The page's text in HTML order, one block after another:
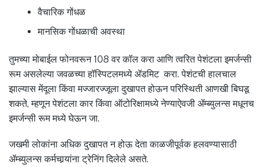
वैचारिक गोंधळ
मानसिक गोंधळाची अवस्था
तुमच्या मोबाईल फोनवरून 108 वर कॉल करा आणि त्वरित पेशंटला इमर्जन्सी
रूम असलेल्या जवळच्या हॉस्पिटलमध्ये ॲडमिट करा. पेशंटची हालचाल
झाल्यास मेंदूला किंवा मज्जारज्जूला दुखापत होऊन परिस्थिती आणखी बिघडू
शकते, म्हणून पेशंटला कार किंवा ऑटोरिक्षामध्ये नेण्याऐवजी ॲम्ब्युलन्स मधूनच
इमर्जन्सी रूम मध्ये घेऊन जा.
जखमी लोकांना अधिक दुखापत न होऊ देता काळजीपूर्वक हलवण्यासाठी
ॲम्ब्युलन्स कर्मचार्‍यांना ट्रेनिंग दिलेले असते.